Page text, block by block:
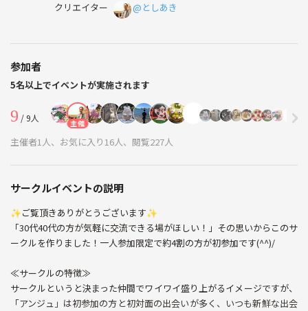
クリエイター
@としあき
参加者
5名以上でイベントが実施されます
9 / 9人 主催
主催者1人、お気に入り16人、閲覧227人
サークルイベントの説明
✨ご覧頂きありがとうございます✨
「30代40代の方が気軽に交流できる場がほしい！」その思いからこのサ
ークルを作りました！一人参加限定で約4割の方が初参加です(^^)/
≪サークルの特徴≫
サークルというと決まった仲間でワイワイ盛り上がるイメージですが、
「アンジュ」は初参加の方と初対面の出会いが多く、いつも新鮮な出会